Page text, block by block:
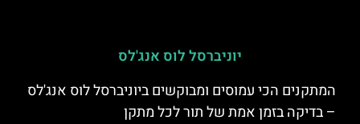
יוניברסל לוס אנג'לס
המתקנים הכי עמוסים ומבוקשים ביוניברסל לוס אנג'לס
– בדיקה בזמן אמת של תור לכל מתקן